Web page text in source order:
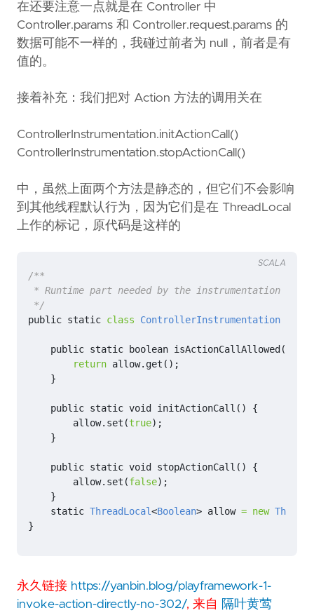
在还要注意一点就是在 Controller 中
Controller.params 和 Controller.request.params 的
数据可能不一样的，我碰过前者为 null，前者是有
值的。
接着补充：我们把对 Action 方法的调用关在
ControllerInstrumentation.initActionCall()
ControllerInstrumentation.stopActionCall()
中，虽然上面两个方法是静态的，但它们不会影响
到其他线程默认行为，因为它们是在 ThreadLocal
上作的标记，原代码是这样的
*/
public static class ControllerInstrumentation
public static boolean isActionCallAllowed ()
return allow. get ();
}
public static void initActionCall ()
{
allow. set (true);
}
public static void stopActionCall ()
{
allow. set (false);
}
static ThreadLocal<Boolean> allow = new
}
SCALA
永久链接 https://yanbin.blog/playframework-1-
invoke-action-directly-no-302/, 来自 隔叶黄莺